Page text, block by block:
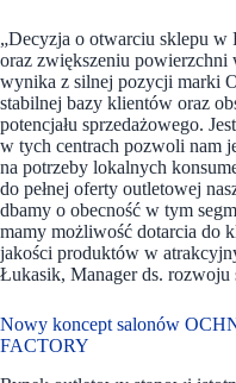
„Decyzja o otwarciu sklepu
oraz zwiększeniu
wynika z silnej pozycji marki
stabilnej bazy klientów oraz
potencjału sprzedażowego.
w tych centrach pozwoli nam
na potrzeby lokalnych
do pełnej oferty outletowej
dbamy o obecność w tym
mamy możliwość dotarcia do
jakości produktów w
Łukasik, Manager ds.
Nowy koncept salonów
FACTORY